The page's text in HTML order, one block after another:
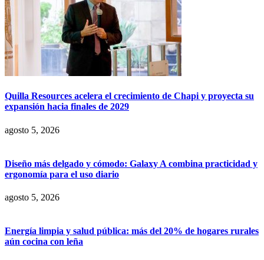
Quilla Resources acelera el crecimiento de Chapi y proyecta su
expansión hacia finales de 2029
agosto 5, 2026
Diseño más delgado y cómodo: Galaxy A combina practicidad y
ergonomía para el uso diario
agosto 5, 2026
Energía limpia y salud pública: más del 20% de hogares rurales
aún cocina con leña